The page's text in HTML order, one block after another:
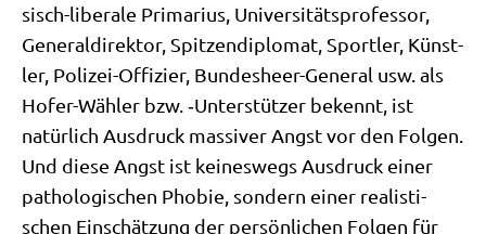
sisch-libe­ra­le Pri­ma­ri­us, Uni­ver­si­täts­pro­fes­sor,
Gene­ral­di­rek­tor, Spit­zen­di­plo­mat, Sport­ler, Künst­
ler, Poli­zei-Offi­zier, Bun­des­heer-Gene­ral usw. als
Hofer-Wäh­ler bzw. ‑Unter­stüt­zer bekennt, ist
natür­lich Aus­druck mas­si­ver Angst vor den Fol­gen.
Und die­se Angst ist kei­nes­wegs Aus­druck einer
patho­lo­gi­schen Pho­bie, son­dern einer rea­li­sti­
schen Ein­schät­zung der per­sön­li­chen Fol­gen für